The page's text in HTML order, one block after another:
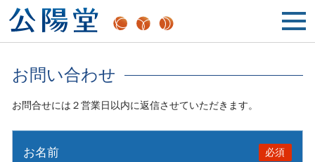
お問い合わせ
お問合せには２営業日以内に返信させていただきます。
必須
お名前